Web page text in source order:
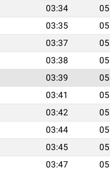
03:34
03:35
03:37
03:38
03:39
03:41
03:42
03:44
03:45
03:47